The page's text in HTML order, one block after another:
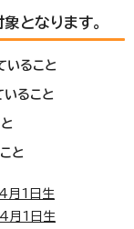
となります。
いること
いること
と
月1日生
月1日生